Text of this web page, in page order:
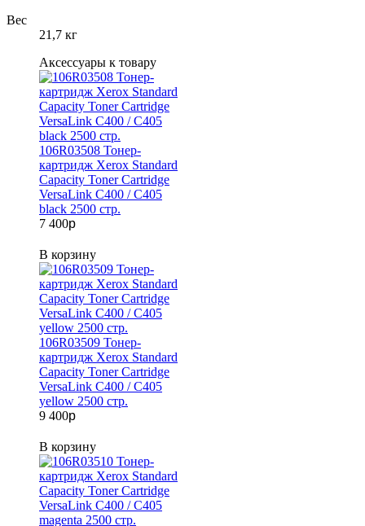
Вес
21,7 кг
Аксессуары к товару
106R03508 Тонер-
картридж Xerox Standard
Capacity Toner Cartridge
VersaLink C400 / C405
black 2500 стр.
7 400p
В корзину
106R03509 Тонер-
картридж Xerox Standard
Capacity Toner Cartridge
VersaLink C400 / C405
yellow 2500 стр.
9 400p
В корзину